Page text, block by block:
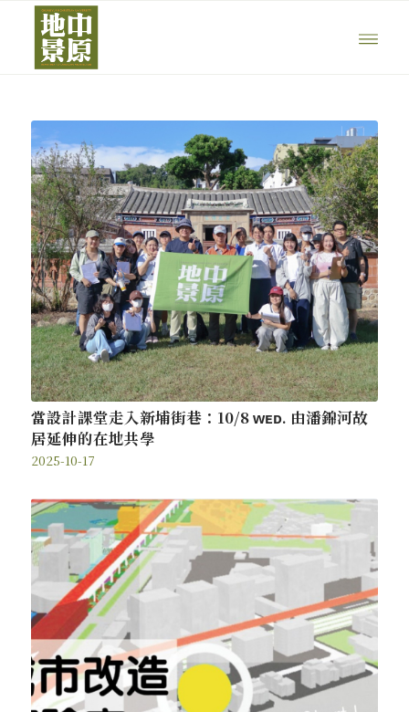
當設計課堂走入新埔街巷：10/8 ᴡᴇᴅ. 由潘錦河故
居延伸的在地共學
2025-10-17